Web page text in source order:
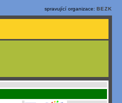
spravující organizace: BEZK